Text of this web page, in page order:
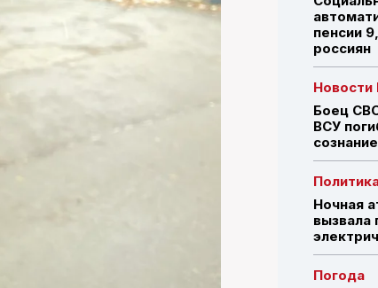
ПОИСК ПО
пенсии
россиян
Новости
Боец
ВСУ
Ночная
вызвала
Погода